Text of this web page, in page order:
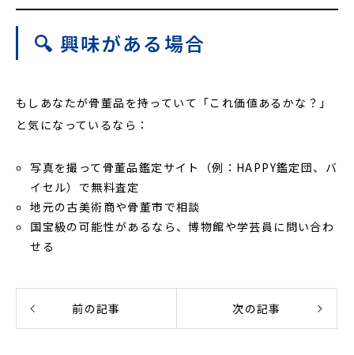
🔍 興味がある場合
もしあなたが骨董品を持っていて「これ価値あるかな？」
と気になっているなら：
写真を撮って骨董品鑑定サイト（例：HAPPY鑑定団、バ
イセル）で無料査定
地元の古美術商や骨董市で相談
国宝級の可能性があるなら、博物館や学芸員に問い合わ
せる
前の記事 次の記事